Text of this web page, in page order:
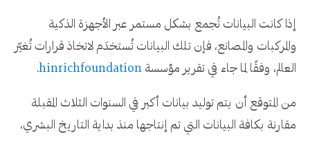
إذا كانت البيانات تُجمع بشكل مستمر عبر الأجهزة الذكية
والمركبات والمصانع، فإن تلك البيانات تُستخدَم لاتخاذ قرارات تُغيّر
العالم، وفقًا لما جاء في تقرير مؤسسة hinrichfoundation
.
من المتوقع أن يتم توليد بيانات أكبر في السنوات الثلاث المقبلة
مقارنة بكافة البيانات التي تم إنتاجها منذ بداية التاريخ البشري،